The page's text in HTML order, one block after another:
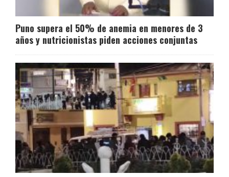
Puno supera el 50% de anemia en menores de 3
años y nutricionistas piden acciones conjuntas